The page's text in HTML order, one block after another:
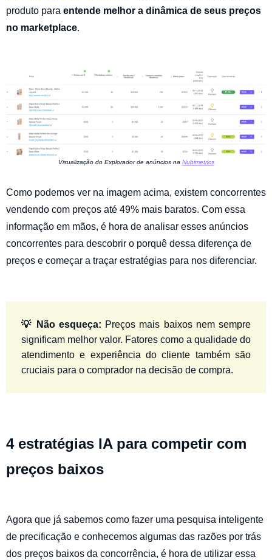
produto para entende melhor a dinâmica de seus preços
no marketplace.
Visualização do Explorador de anúncios na Nubimetrics
Como podemos ver na imagem acima, existem concorrentes
vendendo com preços até 49% mais baratos. Com essa
informação em mãos, é hora de analisar esses anúncios
concorrentes para descobrir o porquê dessa diferença de
preços e começar a traçar estratégias para nos diferenciar.
💡 Não esqueça: Preços mais baixos nem sempre
significam melhor valor. Fatores como a qualidade do
atendimento e experiência do cliente também são
cruciais para o comprador na decisão de compra.
4 estratégias IA para competir com
preços baixos
Agora que já sabemos como fazer uma pesquisa inteligente
de precificação e conhecemos algumas das razões por trás
dos preços baixos da concorrência, é hora de utilizar essa